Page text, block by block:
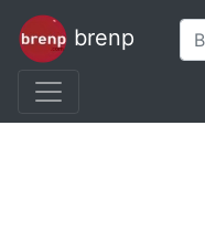
brenp